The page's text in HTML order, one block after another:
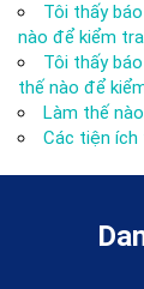
Tôi thấy
nào để kiểm
Tôi thấy
thế nào để
Làm thế
Các tiện ích